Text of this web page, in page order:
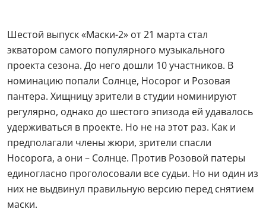
Шестой выпуск «Маски-2» от 21 марта стал
экватором самого популярного музыкального
проекта сезона. До него дошли 10 участников. В
номинацию попали Солнце, Носорог и Розовая
пантера. Хищницу зрители в студии номинируют
регулярно, однако до шестого эпизода ей удавалось
удерживаться в проекте. Но не на этот раз. Как и
предполагали члены жюри, зрители спасли
Носорога, а они – Солнце. Против Розовой патеры
единогласно проголосовали все судьи. Но ни один из
них не выдвинул правильную версию перед снятием
маски.